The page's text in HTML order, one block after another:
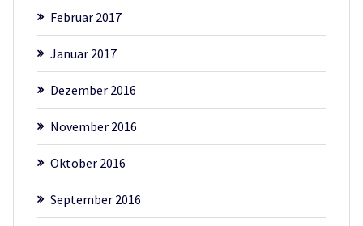
Februar 2017
Januar 2017
Dezember 2016
November 2016
Oktober 2016
September 2016